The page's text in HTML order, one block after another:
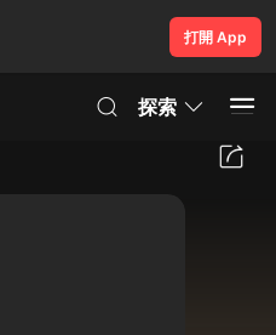
打開 App
探索